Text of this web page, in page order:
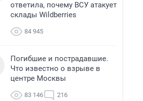
ответила, почему ВСУ атакует
склады Wildberries
84 945
Погибшие и пострадавшие.
Что известно о взрыве в
центре Москвы
83 146 216